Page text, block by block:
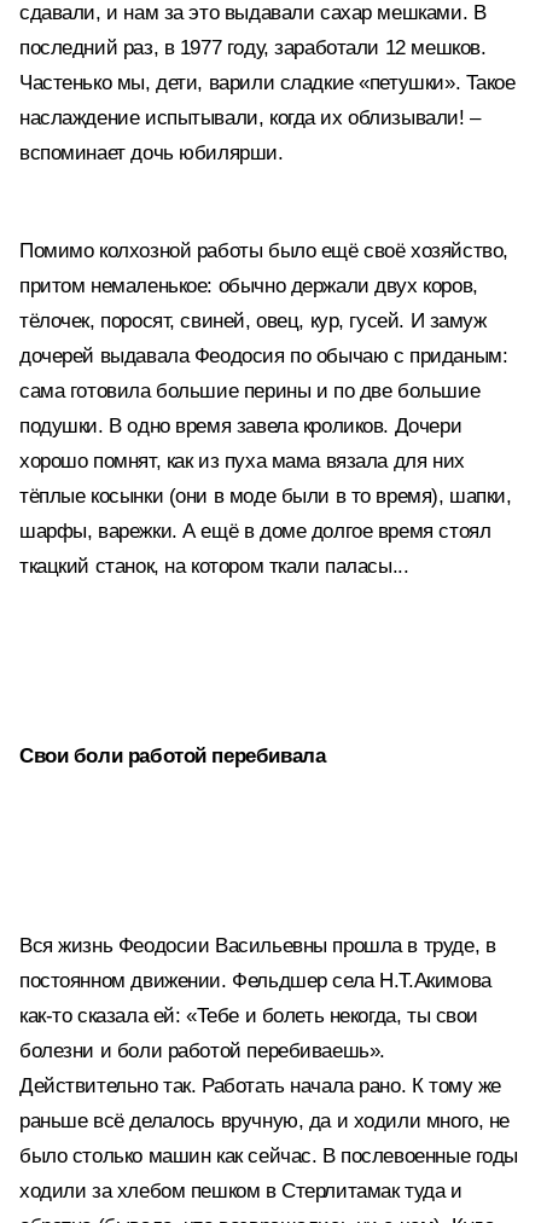
сдавали, и нам за это выдавали сахар мешками. В
последний раз, в 1977 году, заработали 12 мешков.
Частенько мы, дети, варили сладкие «петушки». Такое
наслаждение испытывали, когда их облизывали! –
вспоминает дочь юбилярши.
Помимо колхозной работы было ещё своё хозяйство,
притом немаленькое: обычно держали двух коров,
тёлочек, поросят, свиней, овец, кур, гусей. И замуж
дочерей выдавала Феодосия по обычаю с приданым:
сама готовила большие перины и по две большие
подушки. В одно время завела кроликов. Дочери
хорошо помнят, как из пуха мама вязала для них
тёплые косынки (они в моде были в то время), шапки,
шарфы, варежки. А ещё в доме долгое время стоял
ткацкий станок, на котором ткали паласы...
Свои боли работой перебивала
Вся жизнь Феодосии Васильевны прошла в труде, в
постоянном движении. Фельдшер села Н.Т.Акимова
как-то сказала ей: «Тебе и болеть некогда, ты свои
болезни и боли работой перебиваешь».
Действительно так. Работать начала рано. К тому же
раньше всё делалось вручную, да и ходили много, не
было столько машин как сейчас. В послевоенные годы
ходили за хлебом пешком в Стерлитамак туда и